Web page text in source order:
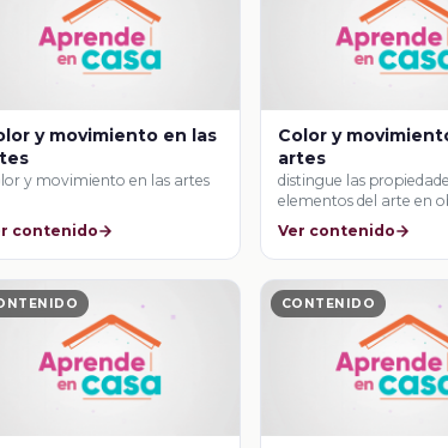
y movimiento en las
y movimiento en las artes
contenido
Color y
artes
distingue las
elementos del arte en
manifestaciones …
Ver contenido
CONTENIDO